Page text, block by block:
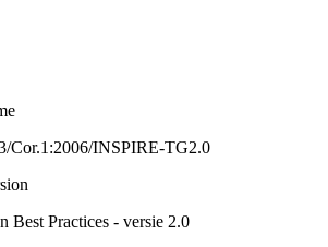
Cor.1:2006/INSPIRE-TG2.0
Best Practices - versie 2.0